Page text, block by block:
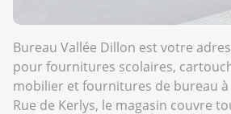
Bureau Vallée Dillon est votre
pour fournitures scolaires,
mobilier et fournitures de bureau à
Rue de Kerlys, le magasin couvre